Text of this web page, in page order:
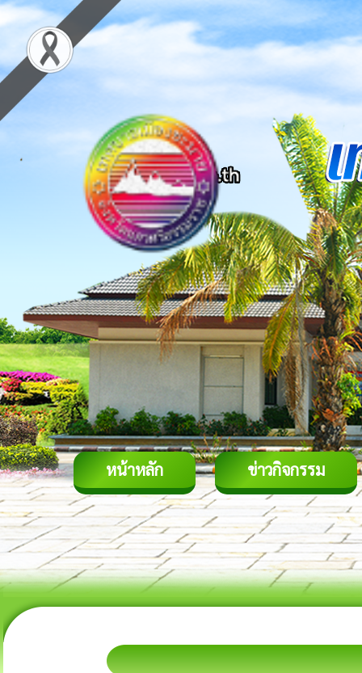
หน้าหลัก ข่าวกิจกรรม